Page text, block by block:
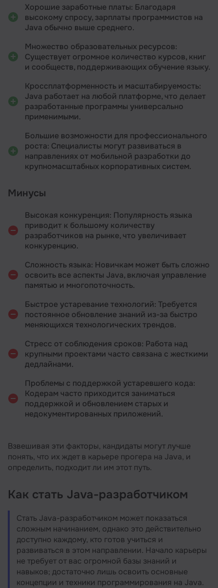
Хорошие заработные платы: Благодаря
высокому спросу, зарплаты программистов на
Java обычно выше среднего.
Множество образовательных ресурсов:
Существует огромное количество курсов, книг
и сообществ, поддерживающих обучение языку.
Кроссплатформенность и масштабируемость:
Java работает на любой платформе, что делает
разработанные программы универсально
применимыми.
Большие возможности для профессионального
роста: Специалисты могут развиваться в
направлениях от мобильной разработки до
крупномасштабных корпоративных систем.
Минусы
Высокая конкуренция: Популярность языка
приводит к большому количеству
разработчиков на рынке, что увеличивает
конкуренцию.
Сложность языка: Новичкам может быть сложно
освоить все аспекты Java, включая управление
памятью и многопоточность.
Быстрое устаревание технологий: Требуется
постоянное обновление знаний из-за быстро
меняющихся технологических трендов.
Стресс от соблюдения сроков: Работа над
крупными проектами часто связана с жесткими
дедлайнами.
Проблемы с поддержкой устаревшего кода:
Кодерам часто приходится заниматься
поддержкой и обновлением старых и
недокументированных приложений.
Взвешивая эти факторы, кандидаты могут лучше
понять, что их ждет в карьере прогера на Java, и
определить, подходит ли им этот путь.
Как стать Java-разработчиком
Стать Java-разработчиком может показаться
сложным начинанием, однако это действительно
доступно каждому, кто готов учиться и
развиваться в этом направлении. Начало карьеры
не требует от вас огромной базы знаний и
навыков; достаточно лишь освоить основные
концепции и техники программирования на Java.